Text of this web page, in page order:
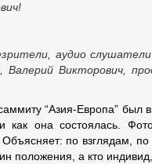
аудио
Валерий Викторович,
“Азия-Европа” был
как она состоялась.
по взглядам, по
положения, а кто